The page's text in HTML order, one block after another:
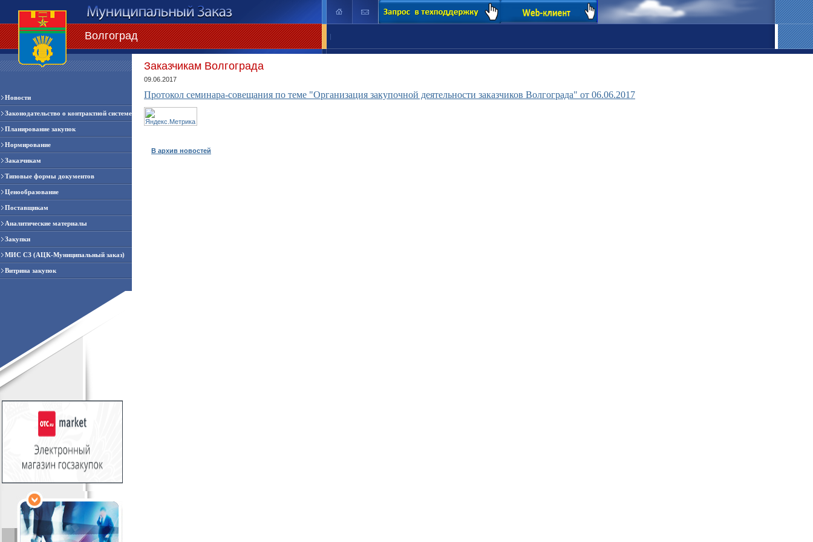
Волгоград |
Новости
Законодательство о контрактной системе
Планирование закупок
Нормирование
Заказчикам
Типовые формы документов
Ценообразование
Поставщикам
Аналитические материалы
Закупки
МИС СЗ (АЦК-Муниципальный заказ)
Витрина закупок
Заказчикам Волгограда
09.06.2017
Протокол семинара-совещания по теме "Организация закупочной деятельности заказчиков Волгограда" от 06.06.2017
В архив новостей